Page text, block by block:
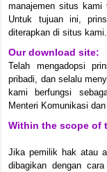
manajemen situs kami
Untuk tujuan ini,
diterapkan di situs kami.
Our download site:
Telah mengadopsi
pribadi, dan selalu
kami berfungsi
Menteri Komunikasi
Within the scope of
Jika pemilik hak atau
dibagikan dengan